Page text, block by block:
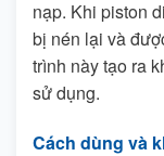
nạp. Khi piston
bị nén lại và
trình này tạo ra
sử dụng.
Cách dùng và